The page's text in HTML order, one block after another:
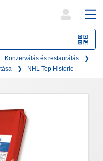
QR-
Code
Konzerválás és restaurálás
NHL Top Historic